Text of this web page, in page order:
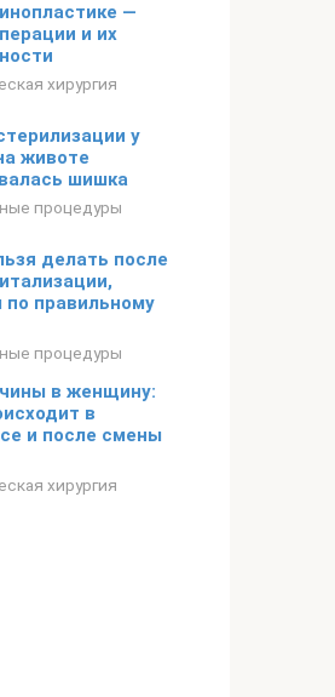
—
и их
хирургия
у
животе
шишка
процедуры
делать после
по правильному
процедуры
в женщину:
в
и после смены
хирургия